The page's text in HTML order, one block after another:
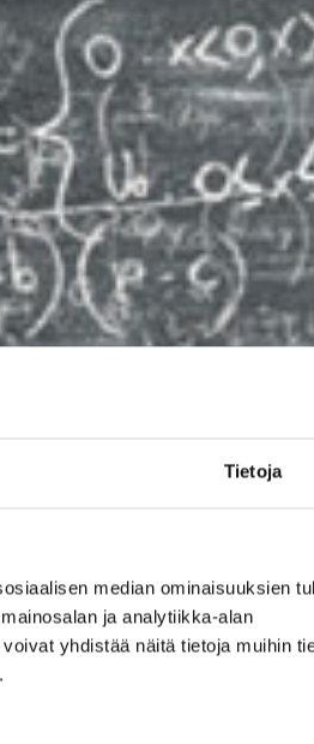
Tietoja
median ominaisuuksien
ja analytiikka-alan
yhdistää näitä tietoja muihin